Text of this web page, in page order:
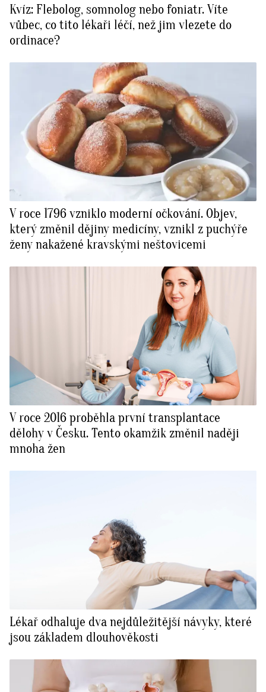
Tvoření
Rady a tipy
BurdaMedia
Extra
SADA PRODUKTŮ MANA (10 ks)
Kvíz: Flebolog, somnolog nebo foniatr. Víte
vůbec, co tito lékaři léčí, než jim vlezete do
ordinace?
V roce 1796 vzniklo moderní očkování. Objev,
který změnil dějiny medicíny, vznikl z puchýře
ženy nakažené kravskými neštovicemi
V roce 2016 proběhla první transplantace
dělohy v Česku. Tento okamžik změnil naději
mnoha žen
Lékař odhaluje dva nejdůležitější návyky, které
jsou základem dlouhověkosti